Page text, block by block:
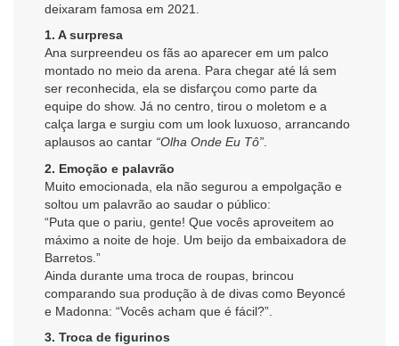
deixaram famosa em 2021.
1. A surpresa
Ana surpreendeu os fãs ao aparecer em um palco
montado no meio da arena. Para chegar até lá sem
ser reconhecida, ela se disfarçou como parte da
equipe do show. Já no centro, tirou o moletom e a
calça larga e surgiu com um look luxuoso, arrancando
aplausos ao cantar “Olha Onde Eu Tô”
2. Emoção e palavrão
Muito emocionada, ela não segurou a empolgação e
soltou um palavrão ao saudar o público:
“Puta que o pariu, gente! Que vocês aproveitem ao
máximo a noite de hoje. Um beijo da embaixadora de
Barretos.”
Ainda durante uma troca de roupas, brincou
comparando sua produção à de divas como Beyoncé
e Madonna: “Vocês acham que é fácil?”.
3. Troca de figurinos